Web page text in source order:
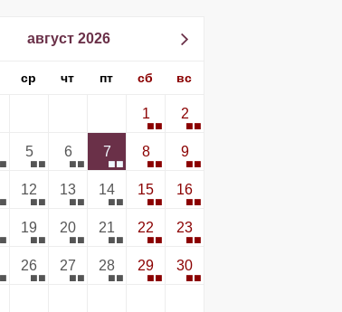
август 2026
ср чт пт сб вс
1 2
5 6 7 8 9
12 13 14 15 16
19 20 21 22 23
26 27 28 29 30